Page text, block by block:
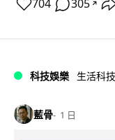
704 305 ↗
科技娛樂 生活科技
藍骨 1 日